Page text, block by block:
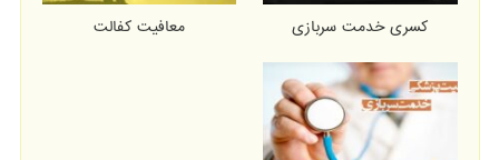
کسری خدمت سربازی معافیت کفالت